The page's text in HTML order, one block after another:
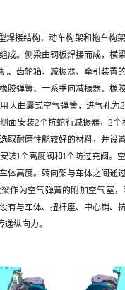
焊接结构，动车构架和拖车构
成。侧梁由钢板焊接而成，横
、齿轮箱、减振器、牵引装置
胶弹簧、一系垂向减振器、橡
大曲囊式空气弹簧，进气孔为
面安装2个抗蛇行减振器，2个
取耐磨性能较好的材料，并设
装1个高度阀和1个防过充阀。
体高度。转向架与车体之间通
作为空气弹簧的附加空气室，
有与车体、扭杆座、中心销、
纵向力。